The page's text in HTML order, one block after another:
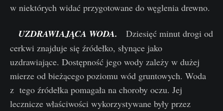
w niektórych widać przygotowane do węglenia drewno.
UZDRAWIAJĄCA WODA.
Dziesięć minut drogi od
cerkwi znajduje się źródełko, słynące jako
uzdrawiające. Dostępność jego wody zależy w dużej
mierze od bieżącego poziomu wód gruntowych. Woda
z tego źródełka pomagała na choroby oczu. Jej
lecznicze właściwości wykorzystywane były przez